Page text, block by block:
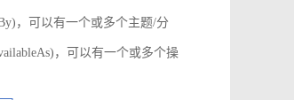
，可以有一个或多个主题/分
，可以有一个或多个操